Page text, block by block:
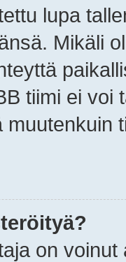
lupa
Mikäli
tiimi ei
muutenkuin
on